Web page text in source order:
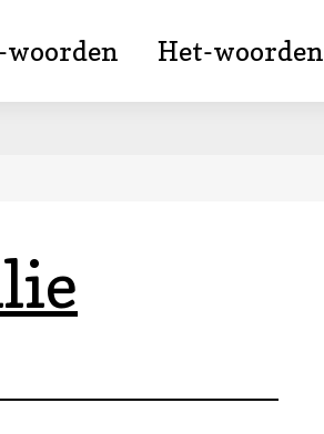
woorden Het-woorden